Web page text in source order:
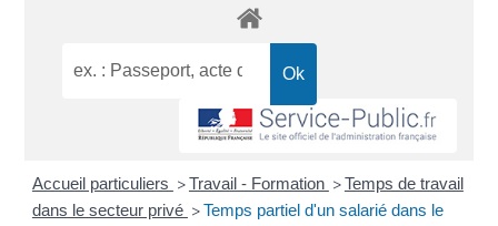
Accueil particuliers >Travail - Formation >Temps de travail
dans le secteur privé >Temps partiel d'un salarié dans le